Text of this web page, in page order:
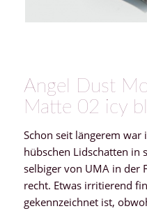
Angel Dust
Matte 02 icy
Schon seit längerem war
hübschen Lidschatten in
selbiger von UMA in der
recht. Etwas irritierend
gekennzeichnet ist,